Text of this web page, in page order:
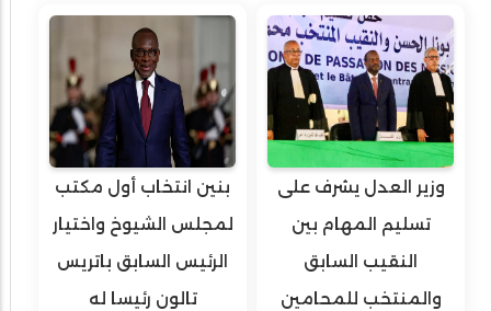
وزير العدل يشرف على
تسليم المهام بين
النقيب السابق
والمنتخب للمحامين
بنين انتخاب أول مكتب
لمجلس الشيوخ واختيار
الرئيس السابق باتريس
تالون رئيسا له